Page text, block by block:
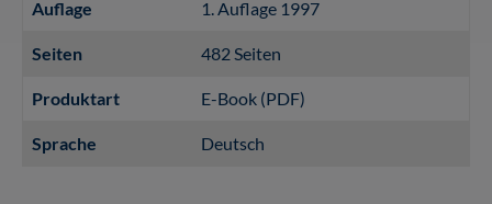
Auflage 1. Auflage 1997
Seiten 482 Seiten
Produktart E-Book (PDF)
Sprache Deutsch